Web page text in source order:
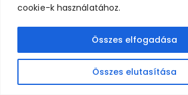
cookie-k használatához.
Összes elutasítása
Összes elfogadása
Békés Napok 2026 © A
jogtulajdonosok